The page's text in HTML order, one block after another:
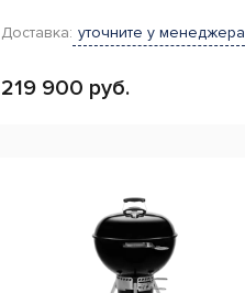
Доставка: уточните у менеджера
219 900 руб.